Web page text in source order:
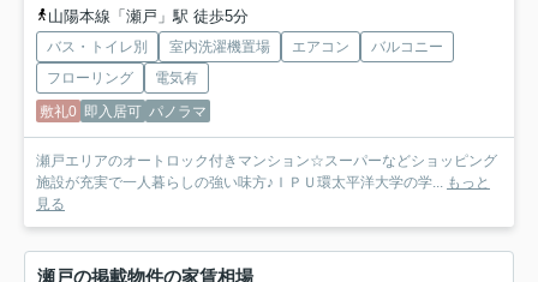
山陽本線「瀬戸」駅 徒歩5分
バス・トイレ別 室内洗濯機置場 エアコン
バルコニー
フローリング
電気有
敷礼0 即入居可 パノラマ
瀬戸エリアのオートロック付きマンション☆スーパーなどショッピング
施設が充実で一人暮らしの強い味方♪ＩＰＵ環太平洋大学の学...
もっと
見る
瀬戸の掲載物件の家賃相場